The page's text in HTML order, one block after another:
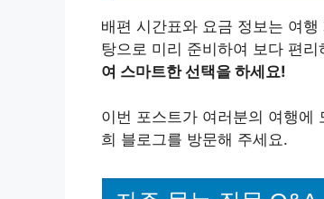
배편 시간표와 요금 정보는 여
탕으로 미리 준비하여 보다 편
여 스마트한 선택을 하세요!
이번 포스트가 여러분의 여행에
희 블로그를 방문해 주세요.